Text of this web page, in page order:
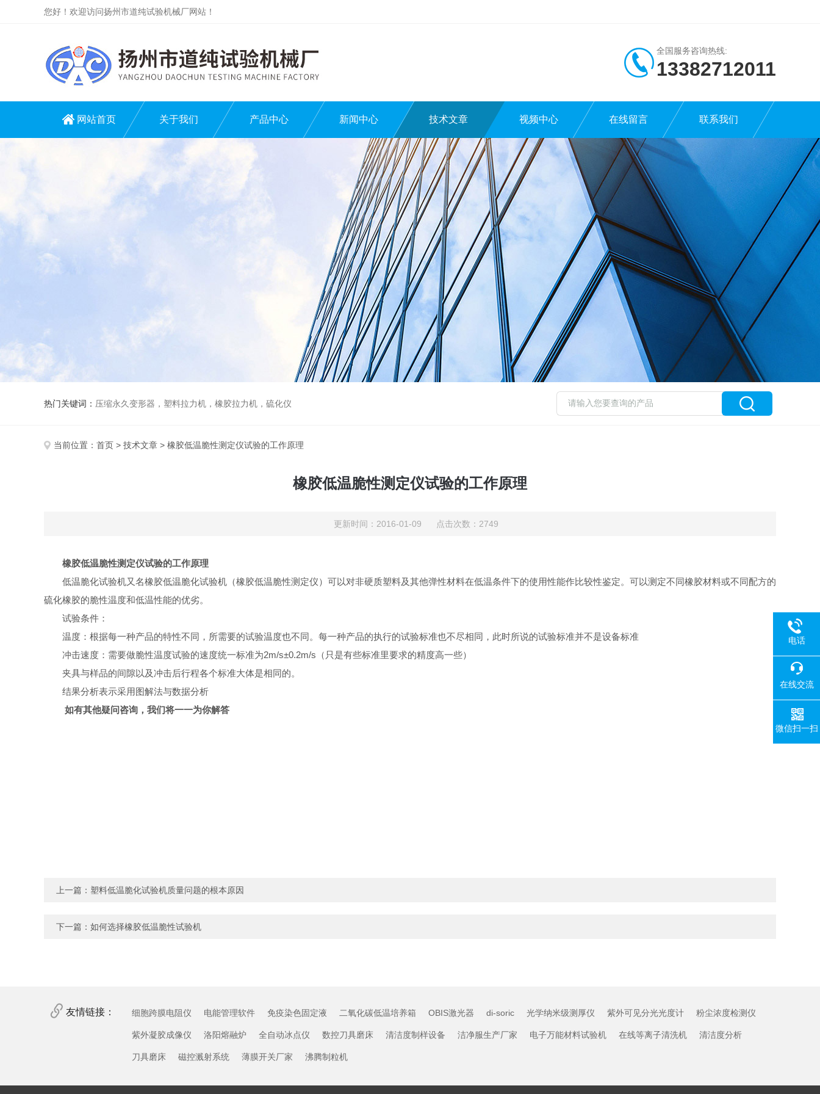
您好！欢迎访问扬州市道纯试验机械厂网站！
全国服务咨询热线:
13382712011
网站首页 关于我们 产品中心 新闻中心 技术文章 视频中心 在线留言 联系我们
热门关键词： 压缩永久变形器，塑料拉力机，橡胶拉力机，硫化仪
当前位置： 首页 > 技术文章 > 橡胶低温脆性测定仪试验的工作原理
橡胶低温脆性测定仪试验的工作原理
更新时间：2016-01-09 点击次数：2749
橡胶低温脆性测定仪试验的工作原理
低温脆化试验机又名橡胶低温脆化试验机（橡胶低温脆性测定仪） 可以对非硬质塑料及其他弹性材料在低温条件下的使用性能作比较性鉴定。可以测定不同橡胶材料或不同配方的
硫化橡胶的脆性温度和低温性能的优劣。
试验条件：
温度：根据每一种产品的特性不同，所需要的试验温度也不同。每一种产品的执行的试验标准也不尽相同，此时所说的试验标准并不是设备标准
冲击速度：需要做脆性温度试验的速度统一标准为2m/s±0.2m/s（只是有些标准里要求的精度高一些）
夹具与样品的间隙以及冲击后行程各个标准大体是相同的。
结果分析表示采用图解法与数据分析
如有其他疑问咨询，我们将一一为你解答
上一篇： 塑料低温脆化试验机质量问题的根本原因
下一篇： 如何选择橡胶低温脆性试验机
友情链接： 细胞跨膜电阻仪 电能管理软件 免疫染色固定液 二氧化碳低温培养箱 OBIS激光器 di-soric 光学纳米级测厚仪 紫外可见分光光度计 粉尘浓度检测仪
紫外凝胶成像仪 洛阳熔融炉 全自动冰点仪 数控刀具磨床 清洁度制样设备 洁净服生产厂家 电子万能材料试验机 在线等离子清洗机 清洁度分析
刀具磨床 磁控溅射系统 薄膜开关厂家 沸腾制粒机
电话
在线交流
微信扫一扫